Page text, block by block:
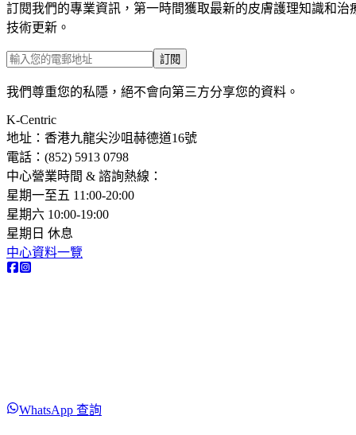
訂閱我們的專業資訊，第一時間獲取最新的皮膚護理知識和治
技術更新。
訂閱
我們尊重您的私隱，絕不會向第三方分享您的資料。
K-Centric
地址：香港九龍尖沙咀赫德道16號
電話：(852) 5913 0798​
中心營業時間 & 諮詢熱線：
星期一至五 11:00-20:00
星期六 10:00-19:00
星期日 休息
中心資料一覽
WhatsApp 查詢